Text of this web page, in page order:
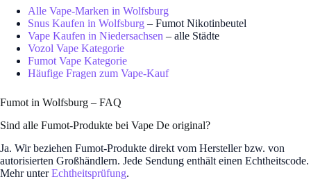
Alle Vape-Marken in Wolfsburg
Snus Kaufen in Wolfsburg – Fumot Nikotinbeutel
Vape Kaufen in Niedersachsen – alle Städte
Vozol Vape Kategorie
Fumot Vape Kategorie
Häufige Fragen zum Vape-Kauf
Fumot in Wolfsburg – FAQ
Sind alle Fumot-Produkte bei Vape De original?
Ja. Wir beziehen Fumot-Produkte direkt vom Hersteller bzw. von
autorisierten Großhändlern. Jede Sendung enthält einen Echtheitscode.
Mehr unterEchtheitsprüfung.